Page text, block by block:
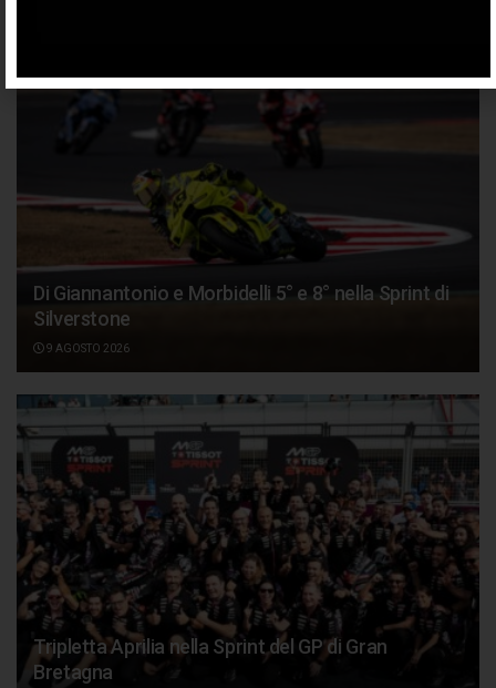
Di Giannantonio e Morbidelli 5° e 8° nella Sprint di
Silverstone
9 AGOSTO 2026
Tripletta Aprilia nella Sprint del GP di Gran
Bretagna